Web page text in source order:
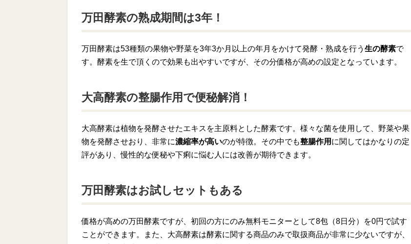
万田酵素の熟成期間は3年！
万田酵素は53種類の果物や野菜を3年3か月以上の年月をかけて発酵・熟成を行う 生の酵素で
す。酵素を生で頂くので効果も出やすいですが、その分価格が高めの設定となっています。
大高酵素の整腸作用で便秘解消！
大高酵素は植物を発酵させたエキスを主原料とした酵素です。様々な菌を使用して、野菜や果
物を発酵させおり、非常に濃縮率が高いのが特徴。その中でも整腸作用 に関してはかなりの定
評があり、慢性的な便秘や下痢に悩む人には改善が期待できます。
万田酵素はお試しセットもある
価格が高めの万田酵素ですが、初回の方にのみ無料モニターとして8包（8日分）を0円で試す
ことができます。また、大高酵素は酵素に関する商品のみで取扱商品が非常に少ないですが、